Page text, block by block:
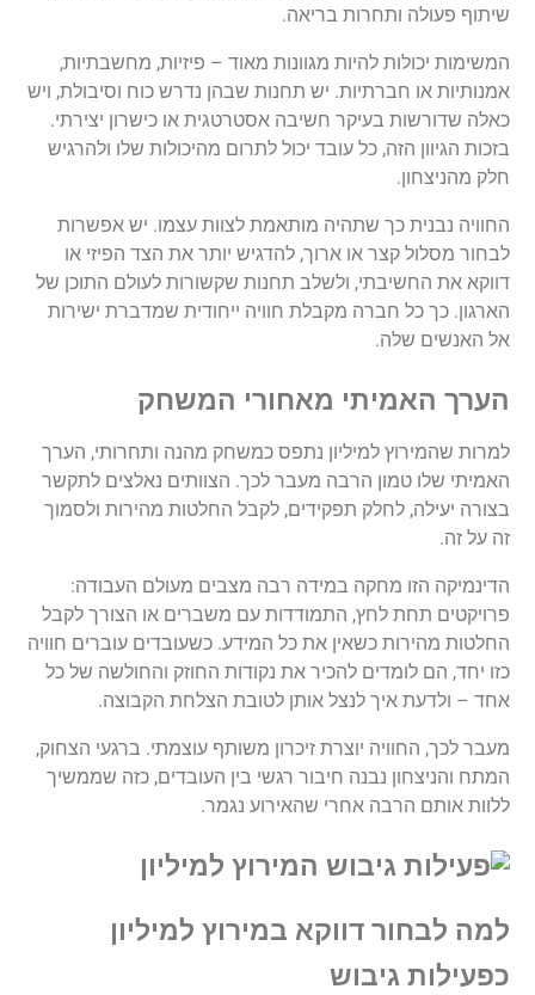
שיתוף פעולה ותחרות בריאה.
המשימות יכולות להיות מגוונות מאוד – פיזיות, מחשבתיות,
אמנותיות או חברתיות. יש תחנות שבהן נדרש כוח וסיבולת, ויש
כאלה שדורשות בעיקר חשיבה אסטרטגית או כישרון יצירתי.
בזכות הגיוון הזה, כל עובד יכול לתרום מהיכולות שלו ולהרגיש
חלק מהניצחון.
החוויה נבנית כך שתהיה מותאמת לצוות עצמו. יש אפשרות
לבחור מסלול קצר או ארוך, להדגיש יותר את הצד הפיזי או
דווקא את החשיבתי, ולשלב תחנות שקשורות לעולם התוכן של
הארגון. כך כל חברה מקבלת חוויה ייחודית שמדברת ישירות
אל האנשים שלה.
הערך האמיתי מאחורי המשחק
למרות שהמירוץ למיליון נתפס כמשחק מהנה ותחרותי, הערך
האמיתי שלו טמון הרבה מעבר לכך. הצוותים נאלצים לתקשר
בצורה יעילה, לחלק תפקידים, לקבל החלטות מהירות ולסמוך
זה על זה.
הדינמיקה הזו מחקה במידה רבה מצבים מעולם העבודה:
פרויקטים תחת לחץ, התמודדות עם משברים או הצורך לקבל
החלטות מהירות כשאין את כל המידע. כשעובדים עוברים חוויה
כזו יחד, הם לומדים להכיר את נקודות החוזק והחולשה של כל
אחד – ולדעת איך לנצל אותן לטובת הצלחת הקבוצה.
מעבר לכך, החוויה יוצרת זיכרון משותף עוצמתי. ברגעי הצחוק,
המתח והניצחון נבנה חיבור רגשי בין העובדים, כזה שממשיך
ללוות אותם הרבה אחרי שהאירוע נגמר.
למה לבחור דווקא במירוץ למיליון
כפעילות גיבוש